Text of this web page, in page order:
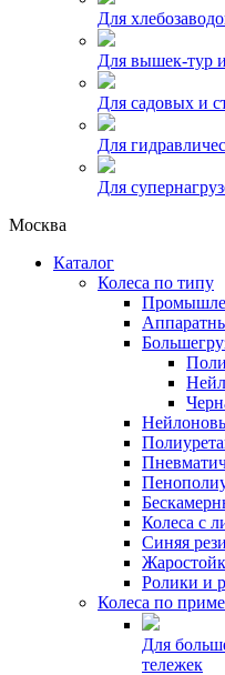
Для
Для вышек-тур
Для садовых и
Для
Для
Москва
Каталог
Колеса по типу
Колеса с
Синяя
Ролики и
Колеса по
Для
тележек